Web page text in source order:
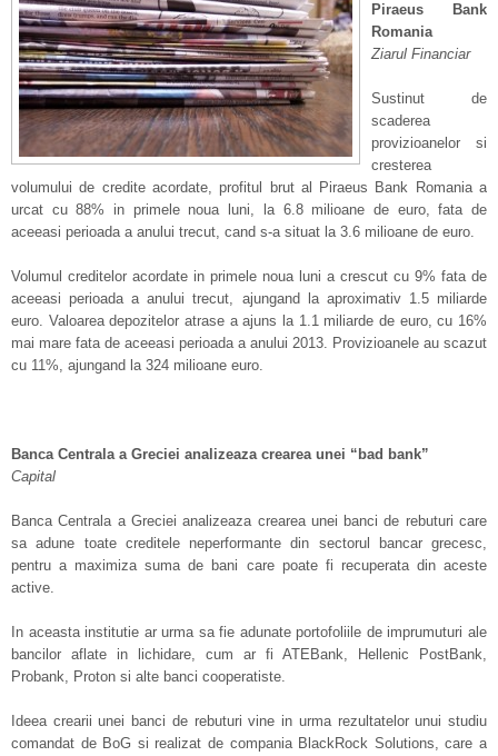
Piraeus Bank
Romania
Ziarul Financiar
Sustinut de
scaderea
provizioanelor si
cresterea
volumului de credite acordate, profitul brut al Piraeus Bank Romania a
urcat cu 88% in primele noua luni, la 6.8 milioane de euro, fata de
aceeasi perioada a anului trecut, cand s-a situat la 3.6 milioane de euro.
Volumul creditelor acordate in primele noua luni a crescut cu 9% fata de
aceeasi perioada a anului trecut, ajungand la aproximativ 1.5 miliarde
euro. Valoarea depozitelor atrase a ajuns la 1.1 miliarde de euro, cu 16%
mai mare fata de aceeasi perioada a anului 2013. Provizioanele au scazut
cu 11%, ajungand la 324 milioane euro.
Banca Centrala a Greciei analizeaza crearea unei “bad bank”
Capital
Banca Centrala a Greciei analizeaza crearea unei banci de rebuturi care
sa adune toate creditele neperformante din sectorul bancar grecesc,
pentru a maximiza suma de bani care poate fi recuperata din aceste
active.
In aceasta institutie ar urma sa fie adunate portofoliile de imprumuturi ale
bancilor aflate in lichidare, cum ar fi ATEBank, Hellenic PostBank,
Probank, Proton si alte banci cooperatiste.
Ideea crearii unei banci de rebuturi vine in urma rezultatelor unui studiu
comandat de BoG si realizat de compania BlackRock Solutions, care a